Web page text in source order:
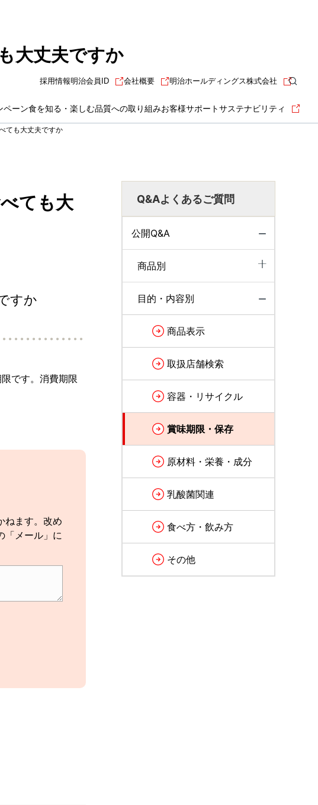
大丈夫ですか
ペーン食を知る・楽しむ品質への取り組みお客様サポートサステナビリティ
採用情報明治会員ID 会社概要 明治ホールディングス株式会社
ても大丈夫ですか
Q&Aよくあるご質問
公開Q&A
商品別
目的・内容別
商品表示
取扱店舗検索
容器・リサイクル
賞味期限・保存
原材料・栄養・成分
乳酸菌関連
食べ方・飲み方
その他
ても大
すか
です。消費期限
ねます。改め
「メール」に